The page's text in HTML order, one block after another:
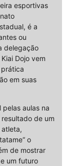
esportivas
é a
ou
delegação
Dojo vem
em suas
pelas aulas na
de um
o
de mostrar
um futuro